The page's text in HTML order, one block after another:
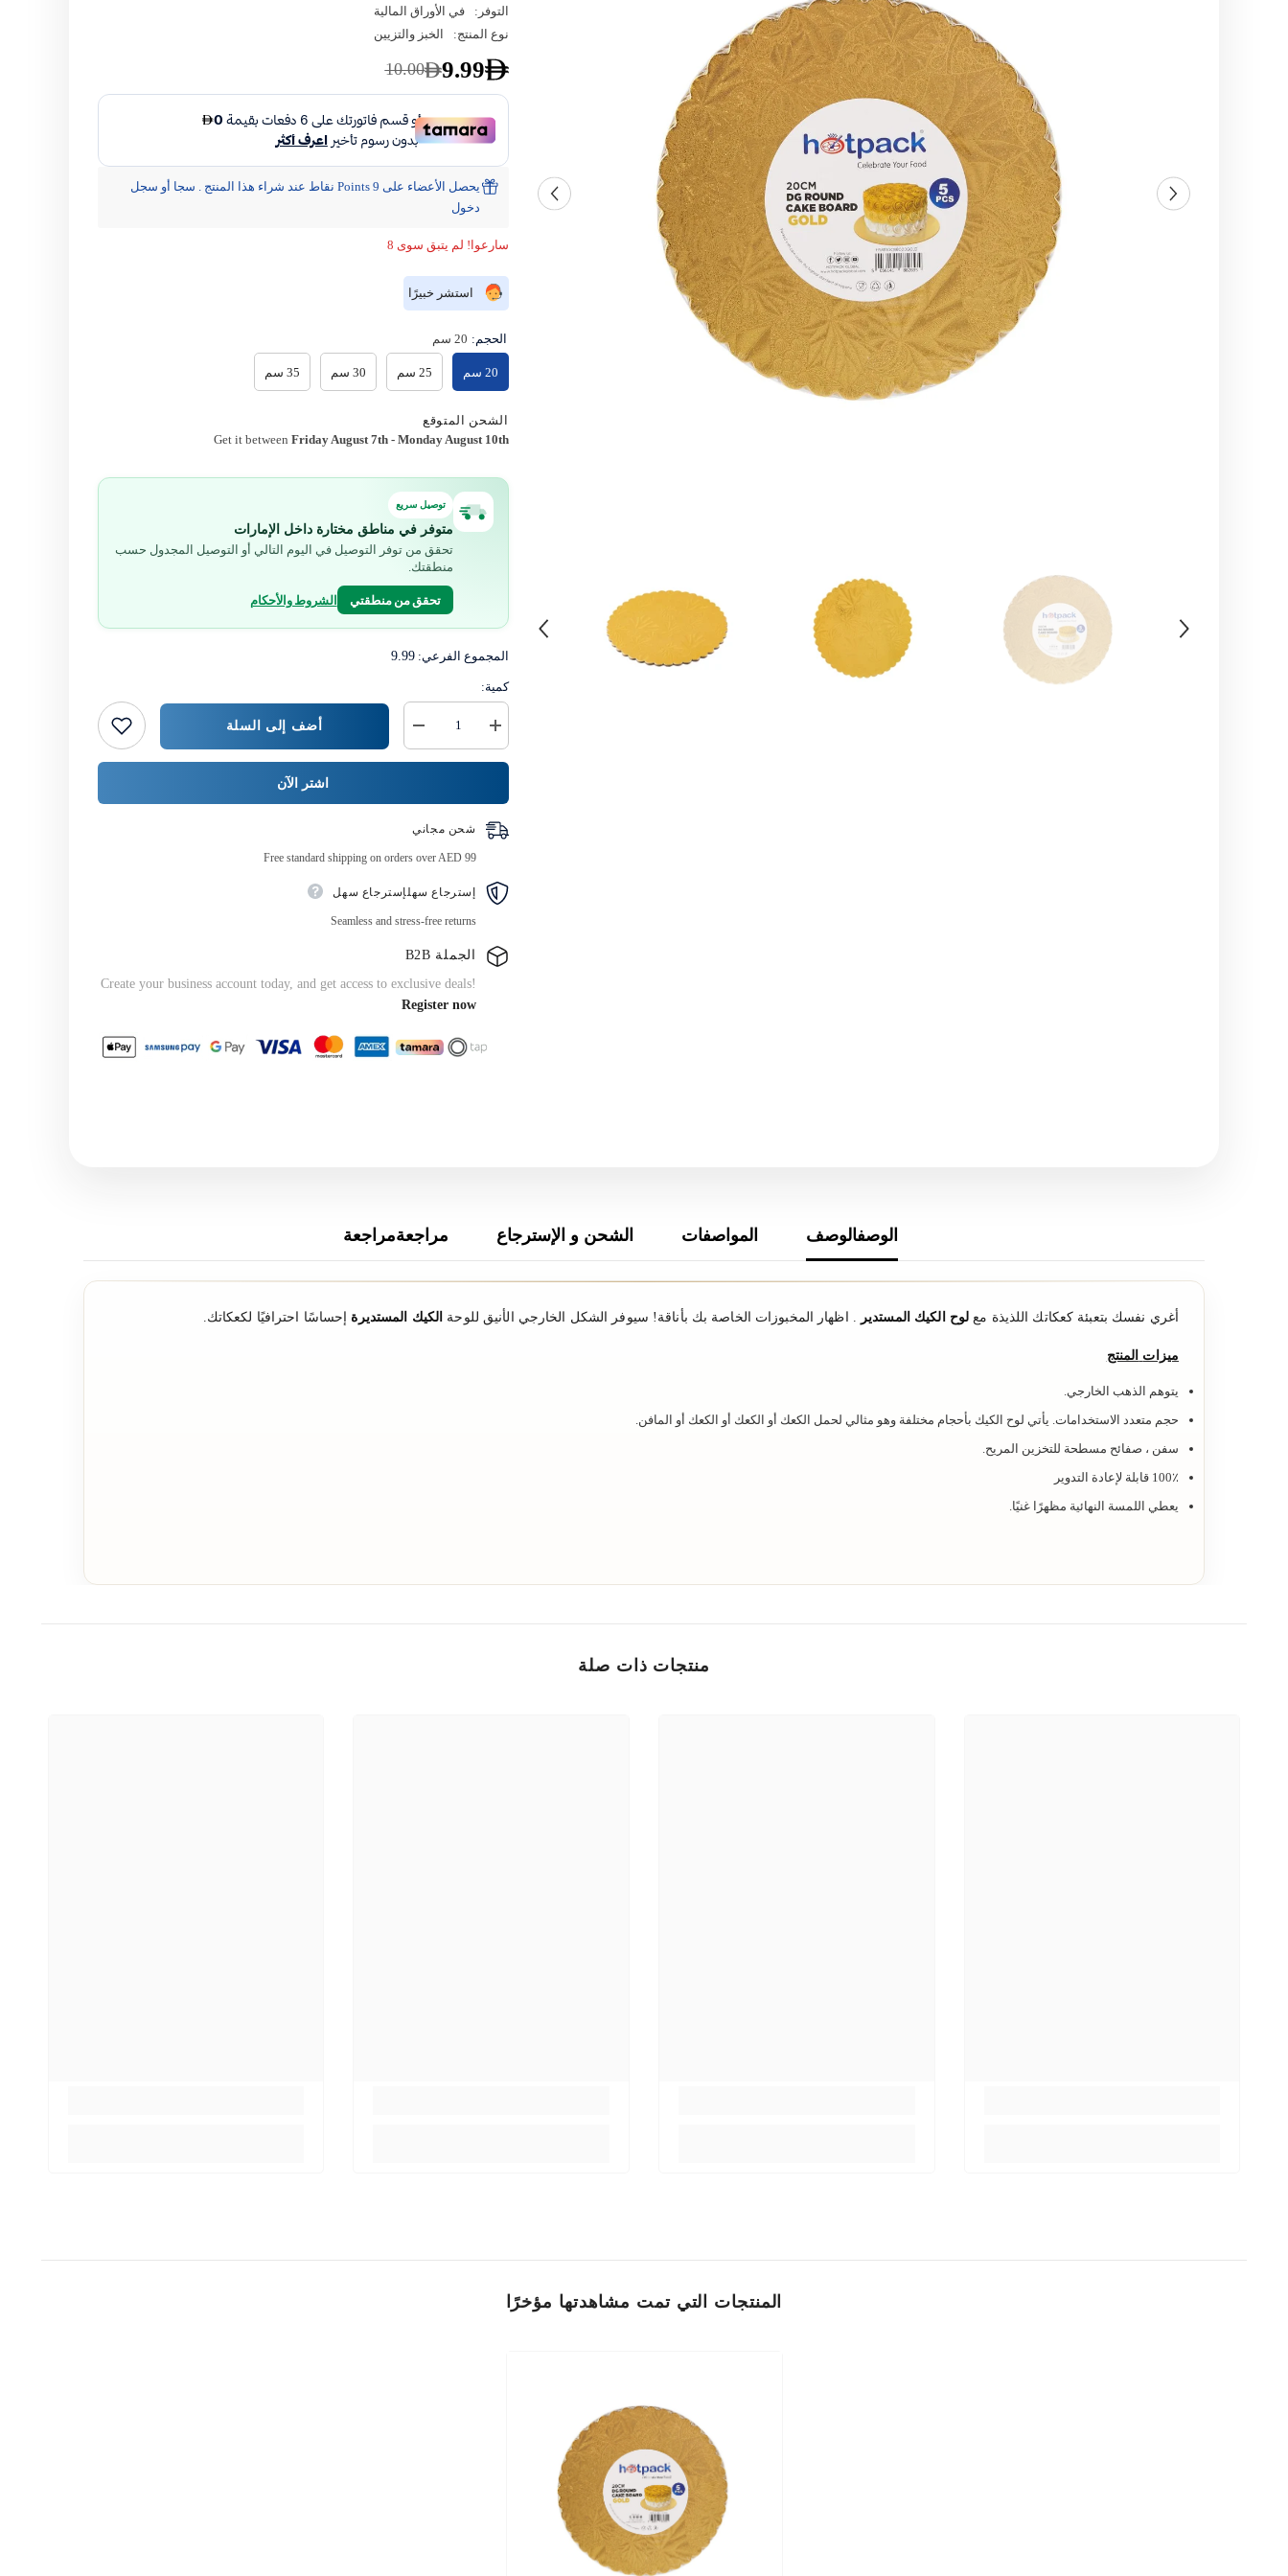
التوفر:
في الأوراق المالية
نوع المنتج:
الخبز والتزيين
10.00 9.99
يحصل الأعضاء على 9 Points نقاط عند شراء هذا المنتج . سجا أو سجل
دخول
سارعوا! لم يتبق سوى 8
استشر خبيرًا
الحجم: 20 سم
20 سم 25 سم 30 سم 35 سم
الشحن المتوقع
Get it between Friday August 7th- Monday August 10th
توصيل سريع
متوفر في مناطق مختارة داخل الإمارات
تحقق من توفر التوصيل في اليوم التالي أو التوصيل المجدول حسب
منطقتك.
تحقق من منطقتي الشروط والأحكام
المجموع الفرعي:9.99
كمية:
كمية
{{
زيادة
كمية
لوح
اللون
الشكل
قطع
أضف إلى السلة
اشتر الآن
شحن مجاني
Free standard shipping on orders over AED 99
إسترجاع سهلإسترجاع سهل
Seamless and stress-free returns
الجملة B2B
Create your business account today, and get access to exclusive deals!
Register now
الوصفالوصف المواصفات الشحن و الإسترجاع مراجعةمراجعة
أغري نفسك بتعبئة كعكاتك اللذيذة مع لوح الكيك المستدير . اظهار المخبوزات الخاصة بك بأناقة! سيوفر الشكل الخارجي الأنيق للوحة الكيك المستديرة إحساسًا احترافيًا لكعكاتك.
ميزات المنتج
يتوهم الذهب الخارجي.
حجم متعدد الاستخدامات. يأتي لوح الكيك بأحجام مختلفة وهو مثالي لحمل الكعك أو الكعك أو الكعك أو المافن.
سفن ، صفائح مسطحة للتخزين المريح.
100٪ قابلة لإعادة التدوير
يعطي اللمسة النهائية مظهرًا غنيًا.
منتجات ذات صلة
المنتجات التي تمت مشاهدتها مؤخرًا